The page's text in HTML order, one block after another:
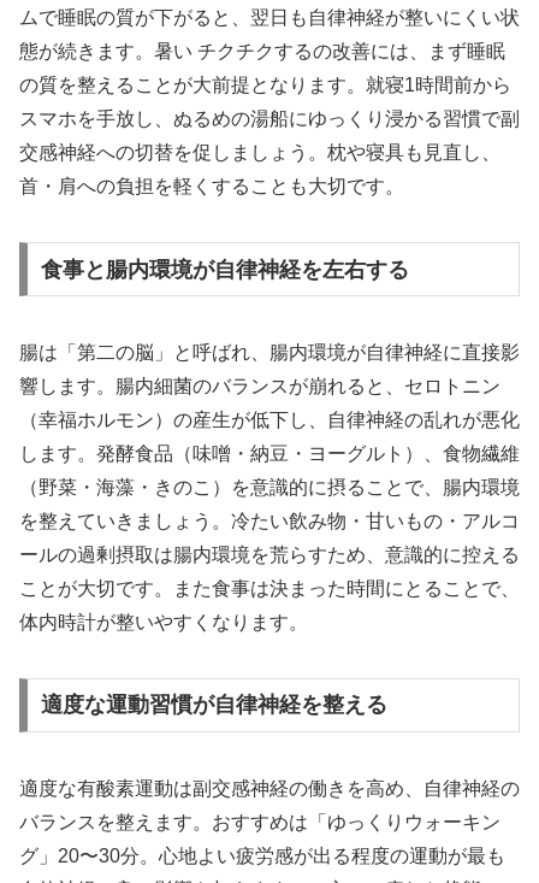
ムで睡眠の質が下がると、翌日も自律神経が整いにくい状
態が続きます。暑い チクチクするの改善には、まず睡眠
の質を整えることが大前提となります。就寝1時間前から
スマホを手放し、ぬるめの湯船にゆっくり浸かる習慣で副
交感神経への切替を促しましょう。枕や寝具も見直し、
首・肩への負担を軽くすることも大切です。
食事と腸内環境が自律神経を左右する
腸は「第二の脳」と呼ばれ、腸内環境が自律神経に直接影
響します。腸内細菌のバランスが崩れると、セロトニン
（幸福ホルモン）の産生が低下し、自律神経の乱れが悪化
します。発酵食品（味噌・納豆・ヨーグルト）、食物繊維
（野菜・海藻・きのこ）を意識的に摂ることで、腸内環境
を整えていきましょう。冷たい飲み物・甘いもの・アルコ
ールの過剰摂取は腸内環境を荒らすため、意識的に控える
ことが大切です。また食事は決まった時間にとることで、
体内時計が整いやすくなります。
適度な運動習慣が自律神経を整える
適度な有酸素運動は副交感神経の働きを高め、自律神経の
バランスを整えます。おすすめは「ゆっくりウォーキン
グ」20〜30分。心地よい疲労感が出る程度の運動が最も